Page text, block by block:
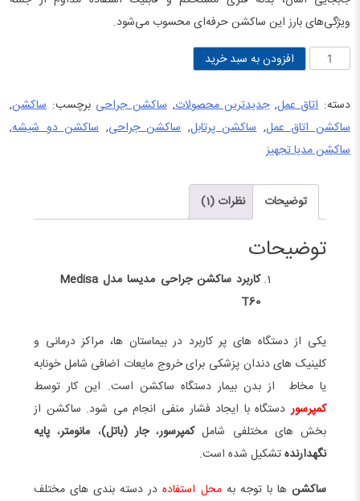
ویژگی‌های بارز این ساکشن حرفه‌ای محسوب می‌شود.
ساکشن
مدیسا
مدل
Medisa
افزودن به سبد خرید
دسته:اتاق عمل,جدیدترین محصولات,ساکشن جراحی برچسب: ساکشن,
ساکشن اتاق عمل,ساکشن پرتابل,ساکشن جراحی, ساکشن دو شیشه,
ساکشن مدیا تجهیز
توضیحات نظرات (1)
توضیحات
کاربرد ساکشن جراحی مدیسا مدل Medisa
T60
یکی از دستگاه های پر کاربرد در بیماستان ها، مراکز درمانی و
کلینیک های دندان پزشکی برای خروج مایعات اضافی شامل خونابه
یا مخاط از بدن بیمار دستگاه ساکشن است. این کار توسط
کمپرسور دستگاه با ایجاد فشار منفی انجام می شود. ساکشن از
بخش های مختلفی شاملکمپرسور،جار (باتل)، مانومتر، پایه
نگهدارندهتشکیل شده است.
ساکشنها با توجه بهمحل استفادهدر دسته بندی های مختلف